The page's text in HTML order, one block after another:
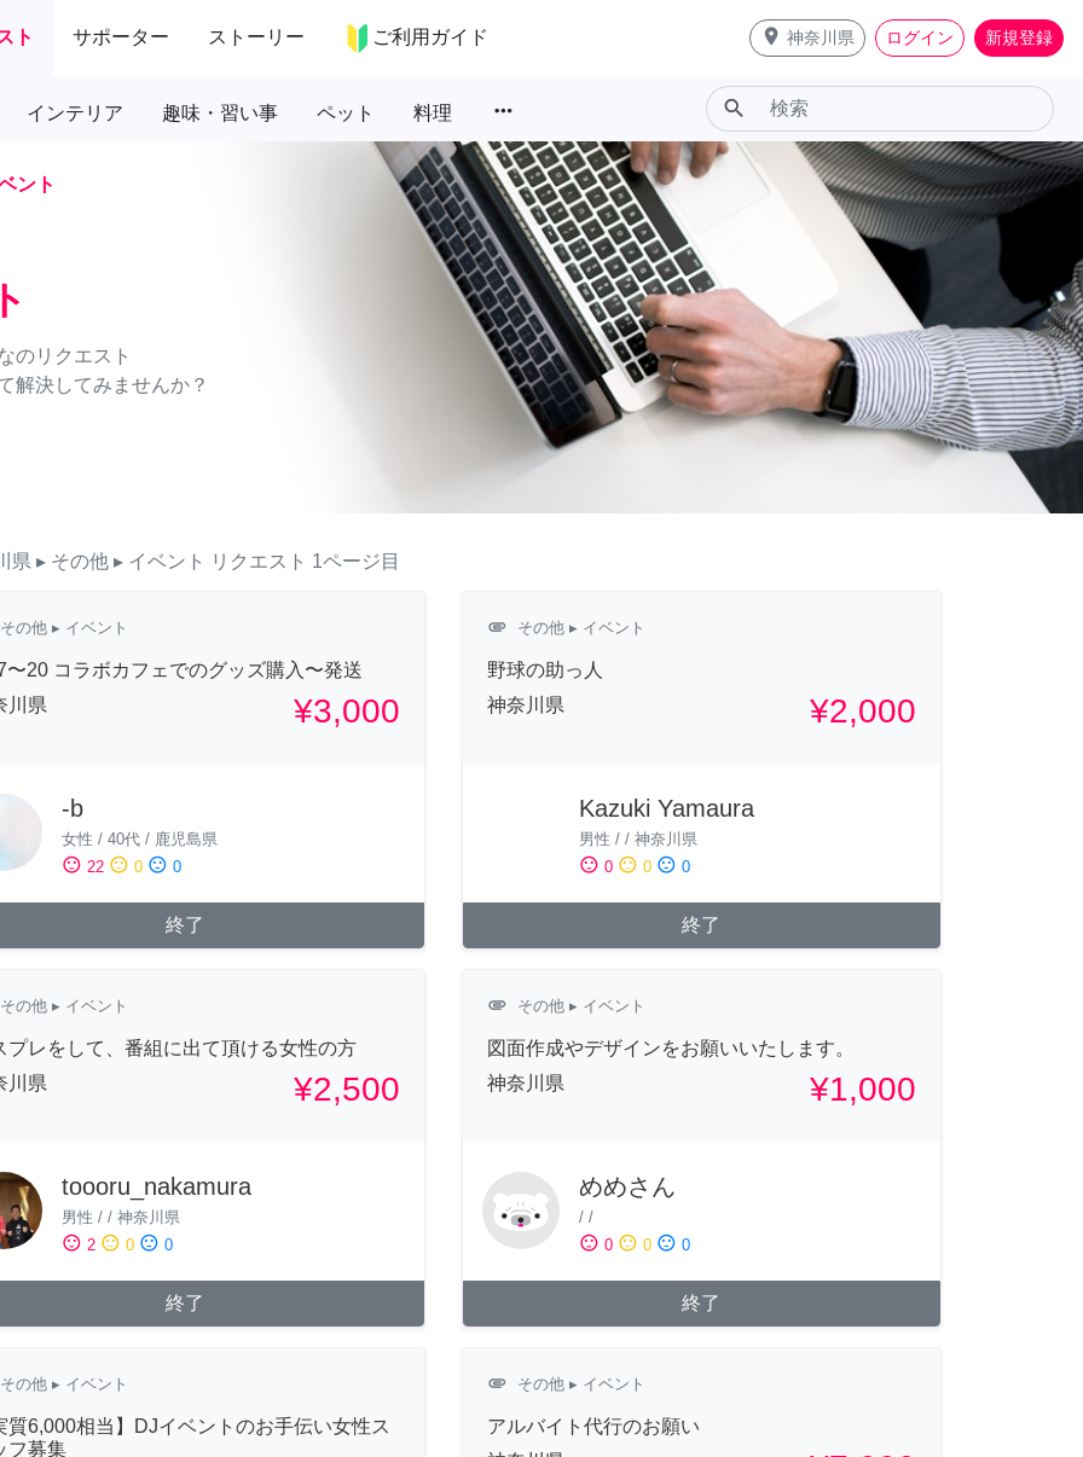
ト サポーター ストーリー ご利用ガイド place 神奈川県 ログイン 新規登録
インテリア 趣味・習い事 ペット 料理 more_horiz search
ント
のリクエスト
解決してみませんか？
県 ▸ その他 ▸ イベント リクエスト 1ページ目
その他 ▸ イベント
〜20 コラボカフェでのグッズ購入〜発送
川県
¥3,000
-b
女性 / 40代 / 鹿児島県
sentiment_satisfied 22 sentiment_neutral 0 sentiment_dissatisfied 0
終了
attachment その他▸ イベント
野球の助っ人
神奈川県
¥2,000
Kazuki Yamaura
男性 / / 神奈川県
sentiment_satisfied 0 sentiment_neutral 0 sentiment_dissatisfied 0
終了
その他 ▸ イベント
プレをして、番組に出て頂ける女性の方
川県
¥2,500
toooru_nakamura
男性 / / 神奈川県
sentiment_satisfied 2 sentiment_neutral 0 sentiment_dissatisfied 0
終了
attachment その他▸ イベント
図面作成やデザインをお願いいたします。
神奈川県
¥1,000
めめさん
/ /
sentiment_satisfied 0 sentiment_neutral 0 sentiment_dissatisfied 0
終了
その他 ▸ イベント
質6,000相当】DJイベントのお手伝い女性ス
フ募集
attachment その他▸ イベント
アルバイト代行のお願い